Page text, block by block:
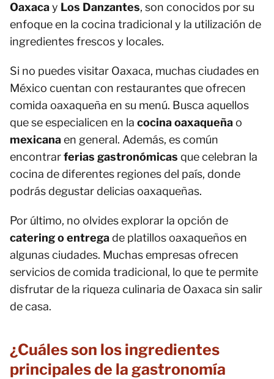
Oaxacay Los Danzantes, son conocidos por su
enfoque en la cocina tradicional y la utilización de
ingredientes frescos y locales.
Si no puedes visitar Oaxaca, muchas ciudades en
México cuentan con restaurantes que ofrecen
comida oaxaqueña en su menú. Busca aquellos
que se especialicen en la cocina oaxaqueñao
mexicanaen general. Además, es común
encontrarferias gastronómicas que celebran la
cocina de diferentes regiones del país, donde
podrás degustar delicias oaxaqueñas.
Por último, no olvides explorar la opción de
catering o entregade platillos oaxaqueños en
algunas ciudades. Muchas empresas ofrecen
servicios de comida tradicional, lo que te permite
disfrutar de la riqueza culinaria de Oaxaca sin salir
de casa.
¿Cuáles son los ingredientes
principales de la gastronomía